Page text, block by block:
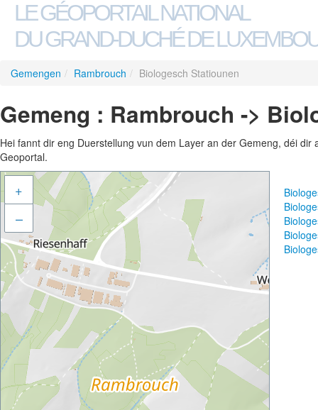
LE GÉOPORTAIL NATIONAL
DU GRAND-DUCHÉ DE
Gemengen / Rambrouch / Biologesch Statiounen
Gemeng : Rambrouch ->
Hei fannt dir eng Duerstellung vun dem Layer an der Gemeng, déi
Geoportal.
+
–